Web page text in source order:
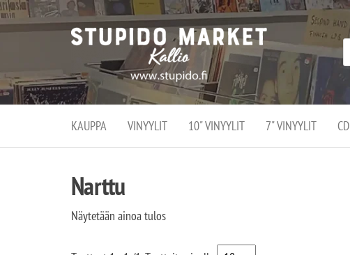
Stupido
Market –
verkossa
ja
kivijalassa
Stupido Market on
vaihtoehtomusaan
erikoistunut
verkko- sekä
kivijalkakauppa
Helsingissä
Kallion
KAUPPA VINYYLIT 10" VINYYLIT 7" VINYYLIT CD
Narttu
Näytetään ainoa tulos